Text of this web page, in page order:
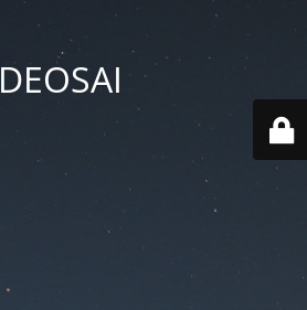
DEOSAI